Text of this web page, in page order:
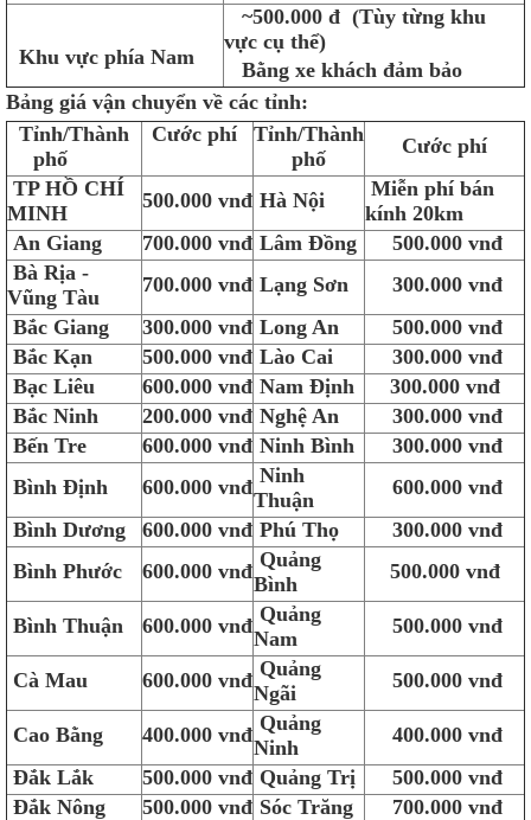
Khu vực phía Nam
~500.000 đ (Tùy từng khu
vực cụ thể)
Bằng xe khách đảm bảo
Bảng giá vận chuyển về các tỉnh:
Tỉnh/Thành
phố
Cước phí
Tỉnh/Thành
phố
Cước phí
TP HỒ CHÍ
MINH
500.000 vnđ Hà Nội
Miễn phí bán
kính 20km
An Giang
700.000 vnđ Lâm Đồng
500.000 vnđ
Bà Rịa -
Vũng Tàu
700.000 vnđ Lạng Sơn
300.000 vnđ
Bắc Giang
300.000 vnđ Long An
500.000 vnđ
Bắc Kạn
500.000 vnđ Lào Cai
300.000 vnđ
Bạc Liêu
600.000 vnđ Nam Định
300.000 vnđ
Bắc Ninh
200.000 vnđ Nghệ An
300.000 vnđ
Bến Tre
600.000 vnđ Ninh Bình
300.000 vnđ
Bình Định
600.000 vnđ Ninh
Thuận
600.000 vnđ
Bình Dương
600.000 vnđ Phú Thọ
300.000 vnđ
Bình Phước
600.000 vnđ Quảng
Bình
500.000 vnđ
Bình Thuận 600.000 vnđ Quảng
Nam
500.000 vnđ
Cà Mau 600.000 vnđ Quảng
Ngãi
500.000 vnđ
Cao Bằng 400.000 vnđ Quảng
Ninh
400.000 vnđ
Đắk Lắk
500.000 vnđ Quảng Trị
500.000 vnđ
Đắk Nông
500.000 vnđ Sóc Trăng
700.000 vnđ